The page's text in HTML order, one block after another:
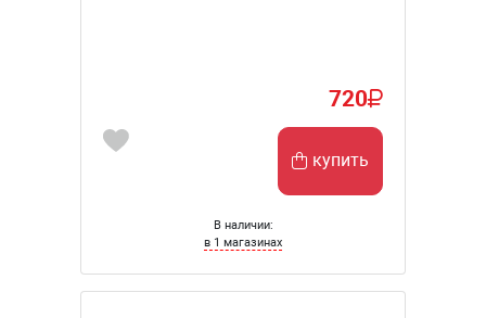
720
купить
В наличии:
в 1 магазинах